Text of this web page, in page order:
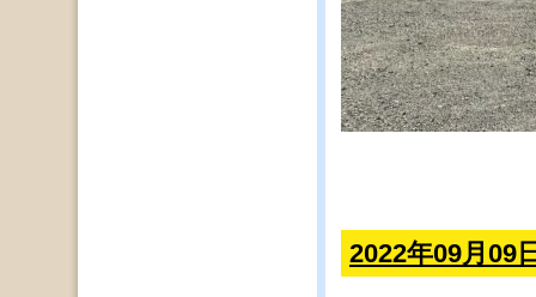
2022年09月09